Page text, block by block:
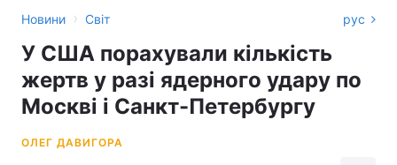
Новини › Світ рус
У США порахували кількість
жертв у разі ядерного удару по
Москві і Санкт-Петербургу
ОЛЕГ ДАВИГОРА